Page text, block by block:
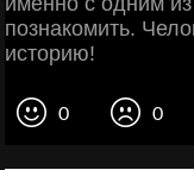
познакомить.
историю!
0 0